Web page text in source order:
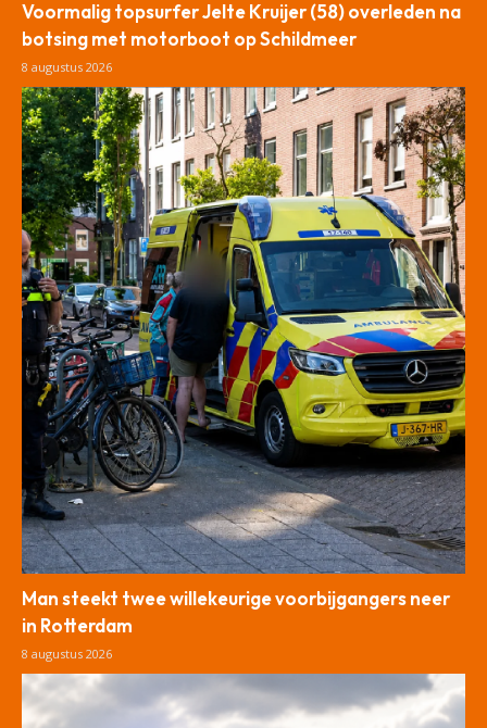
Voormalig topsurfer Jelte Kruijer (58) overleden na
botsing met motorboot op Schildmeer
8 augustus 2026
Man steekt twee willekeurige voorbijgangers neer
in Rotterdam
8 augustus 2026